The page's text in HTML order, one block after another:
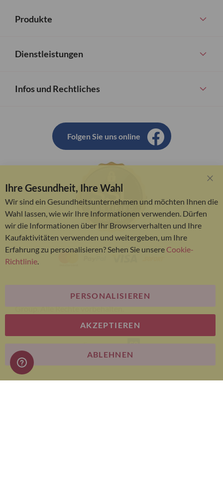
Produkte
Dienstleistungen
Infos und Rechtliches
Folgen Sie uns online
© Bariatric Advantage® ist eine Marke der Metagenics
Group. Alle Rechte vorbehalten.
E-commerce
Bar
Ihre Gesundheit, Ihre Wahl
Wir sind ein Gesundheitsunternehmen und möchten Ihnen die
Wahl lassen, wie wir Ihre Informationen verwenden. Dürfen
wir die Informationen über Ihr Browserverhalten und Ihre
Kaufaktivitäten verwenden und weitergeben, um Ihre
Erfahrung zu personalisieren? Sehen Sie unsereCookie-
Richtlinie.
AKZEPTIEREN
PERSONALISIEREN
ABLEHNEN